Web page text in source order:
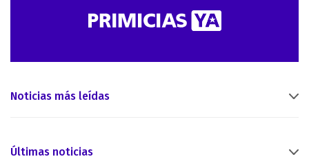
Noticias más leídas
Últimas noticias